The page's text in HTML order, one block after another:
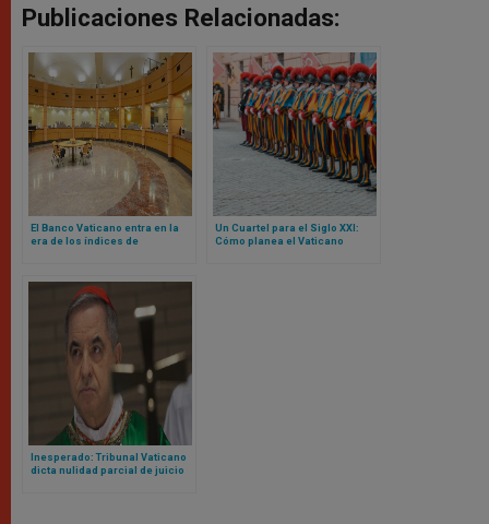
Publicaciones Relacionadas:
El Banco Vaticano entra en la
era de los índices de
Un Cuartel para el Siglo XXI:
Cómo planea el Vaticano
Inesperado: Tribunal Vaticano
dicta nulidad parcial de juicio